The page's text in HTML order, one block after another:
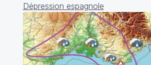
Dépression espagnole